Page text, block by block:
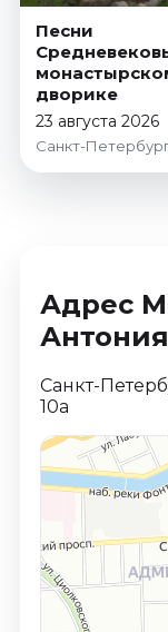
Август 2026
Сентябрь 2026
Октябрь 2026
Ноябрь 2026
Декабрь 2026
Выставки
Экскурсии
Август 2026
Сентябрь 2026
Октябрь 2026
Ноябрь 2026
Декабрь 2026
Август 2026
Сентябрь 2026
Декабрь 2026
Песни
дворике
23 августа 2026
Санкт-
Адрес
Санкт-
10а